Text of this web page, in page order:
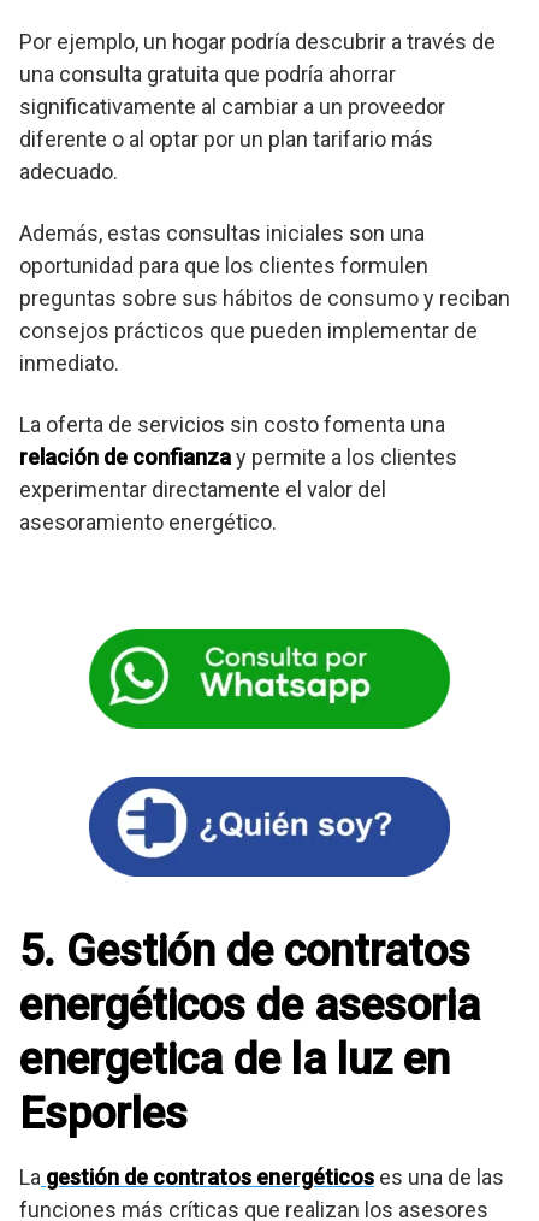
Por ejemplo, un hogar podría descubrir a través de
una consulta gratuita que podría ahorrar
significativamente al cambiar a un proveedor
diferente o al optar por un plan tarifario más
adecuado.
Además, estas consultas iniciales son una
oportunidad para que los clientes formulen
preguntas sobre sus hábitos de consumo y reciban
consejos prácticos que pueden implementar de
inmediato.
La oferta de servicios sin costo fomenta una
relación de confianzay permite a los clientes
experimentar directamente el valor del
asesoramiento energético.
5. Gestión de contratos
energéticos de asesoria
energetica de la luz en
Esporles
La gestión de contratos energéticos es una de las
funciones más críticas que realizan los asesores